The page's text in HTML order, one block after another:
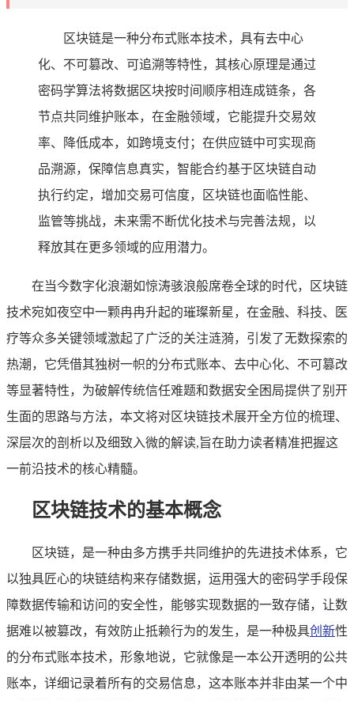
区块链是一种分布式账本技术，具有去中心
化、不可篡改、可追溯等特性，其核心原理是通过
密码学算法将数据区块按时间顺序相连成链条，各
节点共同维护账本，在金融领域，它能提升交易效
率、降低成本，如跨境支付；在供应链中可实现商
品溯源，保障信息真实，智能合约基于区块链自动
执行约定，增加交易可信度，区块链也面临性能、
监管等挑战，未来需不断优化技术与完善法规，以
释放其在更多领域的应用潜力。
在当今数字化浪潮如惊涛骇浪般席卷全球的时代，区块链
技术宛如夜空中一颗冉冉升起的璀璨新星，在金融、科技、医
疗等众多关键领域激起了广泛的关注涟漪，引发了无数探索的
热潮，它凭借其独树一帜的分布式账本、去中心化、不可篡改
等显著特性，为破解传统信任难题和数据安全困局提供了别开
生面的思路与方法，本文将对区块链技术展开全方位的梳理、
深层次的剖析以及细致入微的解读,旨在助力读者精准把握这
一前沿技术的核心精髓。
区块链技术的基本概念
区块链，是一种由多方携手共同维护的先进技术体系，它
以独具匠心的块链结构来存储数据，运用强大的密码学手段保
障数据传输和访问的安全性，能够实现数据的一致存储，让数
据难以被篡改，有效防止抵赖行为的发生，是一种极具创新性
的分布式账本技术，形象地说，它就像是一本公开透明的公共
账本，详细记录着所有的交易信息，这本账本并非由某一个中